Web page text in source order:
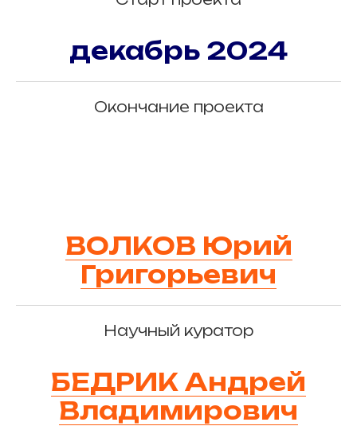
декабрь 2024
Окончание проекта
ВОЛКОВ Юрий
Григорьевич
Научный куратор
БЕДРИК Андрей
Владимирович